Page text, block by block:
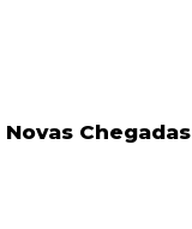
Novas Chegadas